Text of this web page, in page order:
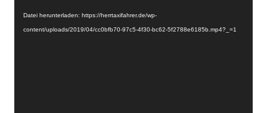
Datei herunterladen: https://herrtaxifahrer.de/wp-
content/uploads/2019/04/cc0bfb70-97c5-4f30-bc62-5f2788e6185b.mp4?_=1